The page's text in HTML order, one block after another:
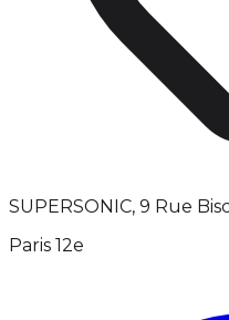
SUPERSONIC, 9 Rue
Paris 12e